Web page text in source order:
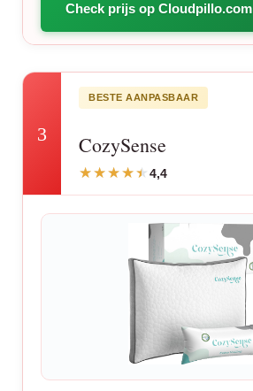
Check prijs op Cloudpillo.com
3
BESTE AANPASBAAR
CozySense
4,4